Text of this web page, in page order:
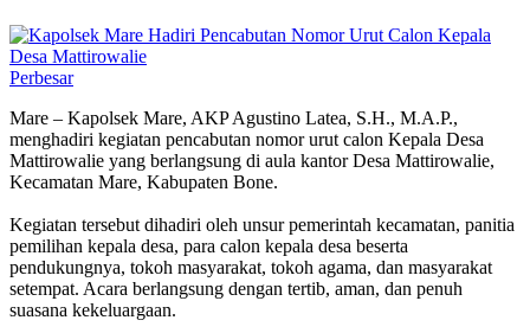
Perbesar
Mare – Kapolsek Mare, AKP Agustino Latea, S.H., M.A.P.,
menghadiri kegiatan pencabutan nomor urut calon Kepala Desa
Mattirowalie yang berlangsung di aula kantor Desa Mattirowalie,
Kecamatan Mare, Kabupaten Bone.
Kegiatan tersebut dihadiri oleh unsur pemerintah kecamatan, panitia
pemilihan kepala desa, para calon kepala desa beserta
pendukungnya, tokoh masyarakat, tokoh agama, dan masyarakat
setempat. Acara berlangsung dengan tertib, aman, dan penuh
suasana kekeluargaan.